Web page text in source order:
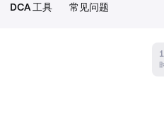
DCA 工具 常见问题